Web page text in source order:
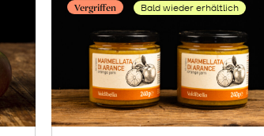
Málaga»
erfahren
Vergriffen Bald wieder erhältlich